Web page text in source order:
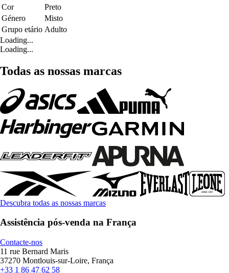
Cor
Preto
Género
Misto
Grupo etário Adulto
Loading...
Loading...
Todas as nossas marcas
Descubra todas as nossas marcas
Assistência pós-venda na França
Contacte-nos
11 rue Bernard Maris
37270 Montlouis-sur-Loire, França
+33 1 86 47 62 58